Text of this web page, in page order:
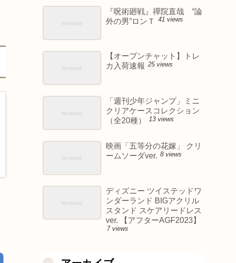
『呪術廻戦』禪院直哉 “論
外の男”ロンＴ
41 views
【オープンチャット】トレ
カ入荷速報 25 views
「週刊少年ジャンプ」ミニ
クリアケースコレクション
（全20種）
13 views
映画「五等分の花嫁」 クリ
ームソーダver. 8 views
ディズニー ツイステッドワ
ンダーランド BIGアクリル
スタンド スケアリードレス
ver. 【アフターAGF2023】
7 views